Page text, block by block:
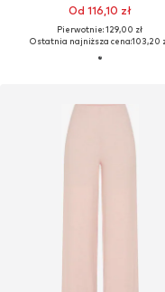
Od 116,10 zł
Pierwotnie: 129,00 zł
Ostatnia najniższa cena:103,20